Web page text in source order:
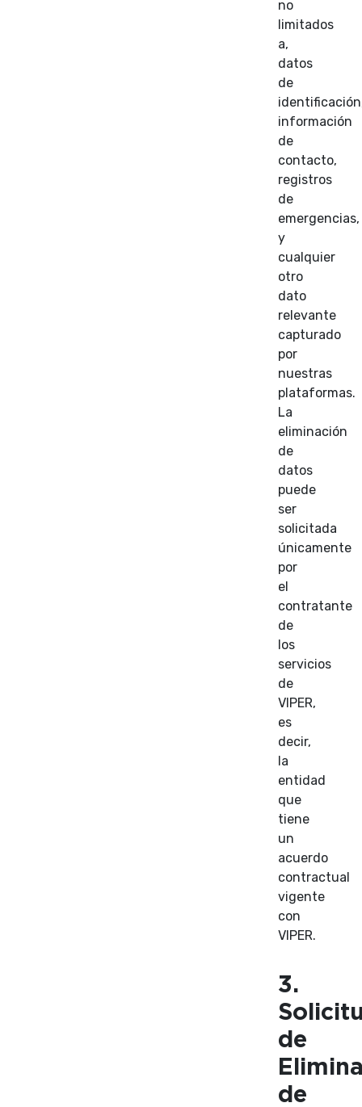
no
limitados
a,
datos
de
información
de
contacto,
registros
de
emergencias,
y
cualquier
otro
dato
relevante
capturado
por
nuestras
plataformas.
La
eliminación
de
datos
puede
ser
solicitada
únicamente
por
el
contratante
de
los
servicios
de
VIPER,
es
decir,
la
entidad
que
tiene
un
acuerdo
contractual
vigente
con
VIPER.
3.
de
de